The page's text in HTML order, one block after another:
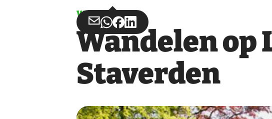
Wandelen
Deel
via
Deel
via
Deel
op
Deel
op
Wandelen op
Staverden